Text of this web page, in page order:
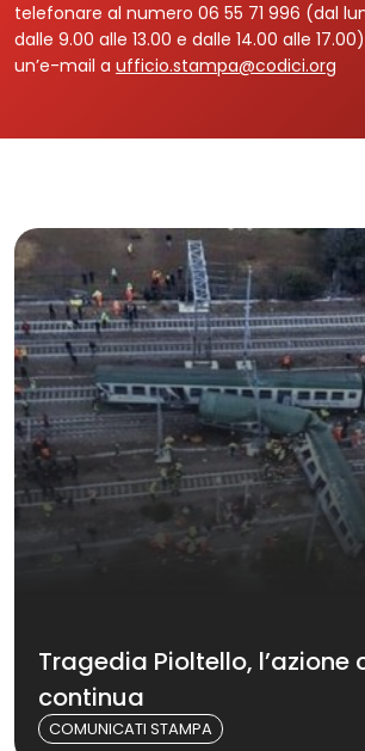
telefonare al numero 06 55 71 996 (dal
dalle 9.00 alle 13.00 e dalle 14.00 alle
un’e-mail a ufficio.stampa@codici.org
Tragedia Pioltello, l’azione
continua
COMUNICATI STAMPA